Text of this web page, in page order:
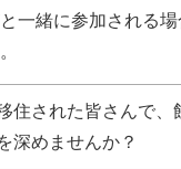
一緒に参加される
住された皆さんで、
深めませんか？